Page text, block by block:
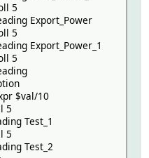
5
Export_Power
5
Export_Power_1
5
$val/10
5
Test_1
5
Test_2